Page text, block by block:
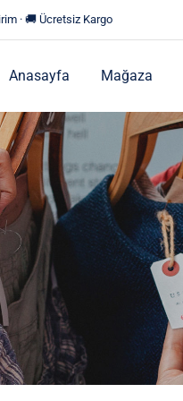
· 🚚 Ücretsiz Kargo
Anasayfa Mağaza